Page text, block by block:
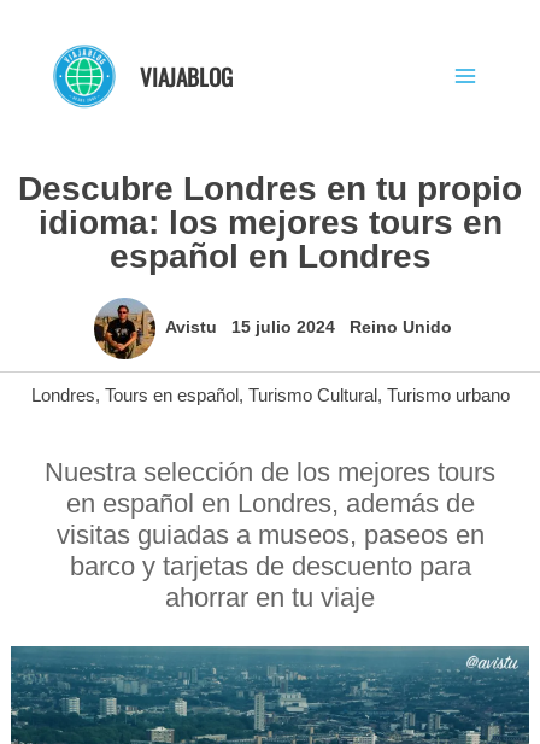
contenido
VIAJABLOG
Descubre Londres en tu propio
idioma: los mejores tours en
español en Londres
Avistu 15 julio 2024 Reino Unido
Londres, Tours en español, Turismo Cultural, Turismo urbano
Nuestra selección de los mejores tours
en español en Londres, además de
visitas guiadas a museos, paseos en
barco y tarjetas de descuento para
ahorrar en tu viaje